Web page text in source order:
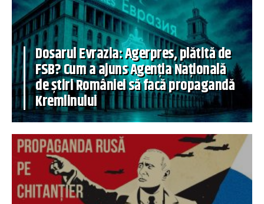
Dosarul Evrazia: Agerpres, plătită de
FSB? Cum a ajuns Agenția Națională
de știri României să facă propagandă
Kremlinului